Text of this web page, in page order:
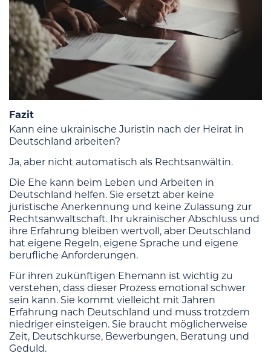
Fazit
Kann eine ukrainische Juristin nach der Heirat in
Deutschland arbeiten?
Ja, aber nicht automatisch als Rechtsanwältin.
Die Ehe kann beim Leben und Arbeiten in
Deutschland helfen. Sie ersetzt aber keine
juristische Anerkennung und keine Zulassung zur
Rechtsanwaltschaft. Ihr ukrainischer Abschluss und
ihre Erfahrung bleiben wertvoll, aber Deutschland
hat eigene Regeln, eigene Sprache und eigene
berufliche Anforderungen.
Für ihren zukünftigen Ehemann ist wichtig zu
verstehen, dass dieser Prozess emotional schwer
sein kann. Sie kommt vielleicht mit Jahren
Erfahrung nach Deutschland und muss trotzdem
niedriger einsteigen. Sie braucht möglicherweise
Zeit, Deutschkurse, Bewerbungen, Beratung und
Geduld.